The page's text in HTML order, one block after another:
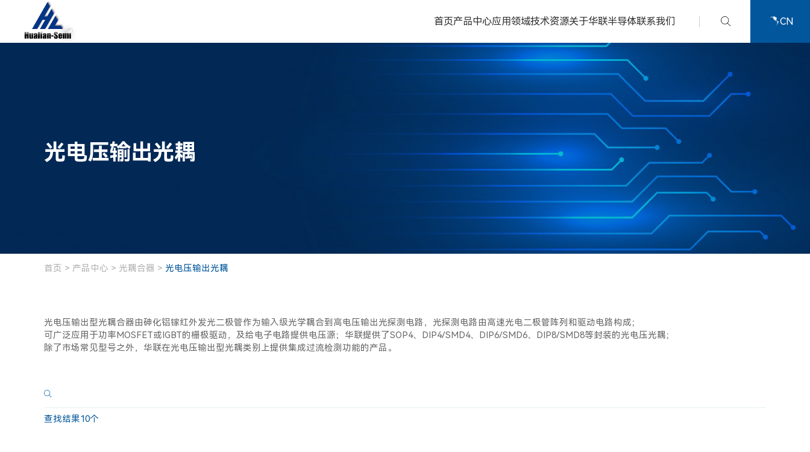
首页产品中心应用领域技术资源关于华联半导体联系我们 CN
光电压输出光耦
首页 > 产品中心 > 光耦合器 > 光电压输出光耦
光电压输出型光耦合器由砷化铝镓红外发光二极管作为输入级光学耦合到高电压输出光探测电路，光探测电路由高速光电二极管阵列和驱动电路构成；
可广泛应用于功率MOSFET或IGBT的栅极驱动，及给电子电路提供电压源；华联提供了SOP4、DIP4/SMD4、DIP6/SMD6、DIP8/SMD8等封装的光电压光耦；
除了市场常见型号之外，华联在光电压输出型光耦类别上提供集成过流检测功能的产品。
查找结果10个